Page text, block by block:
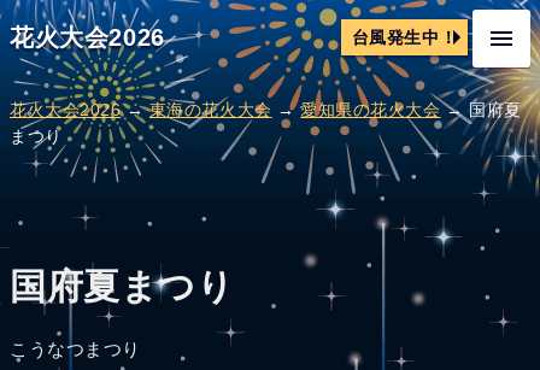
花火大会2026 台風発生中！
花火大会2026→東海の花火大会 →愛知県の花火大会→ 国府夏
まつり
国府夏まつり
こうなつまつり